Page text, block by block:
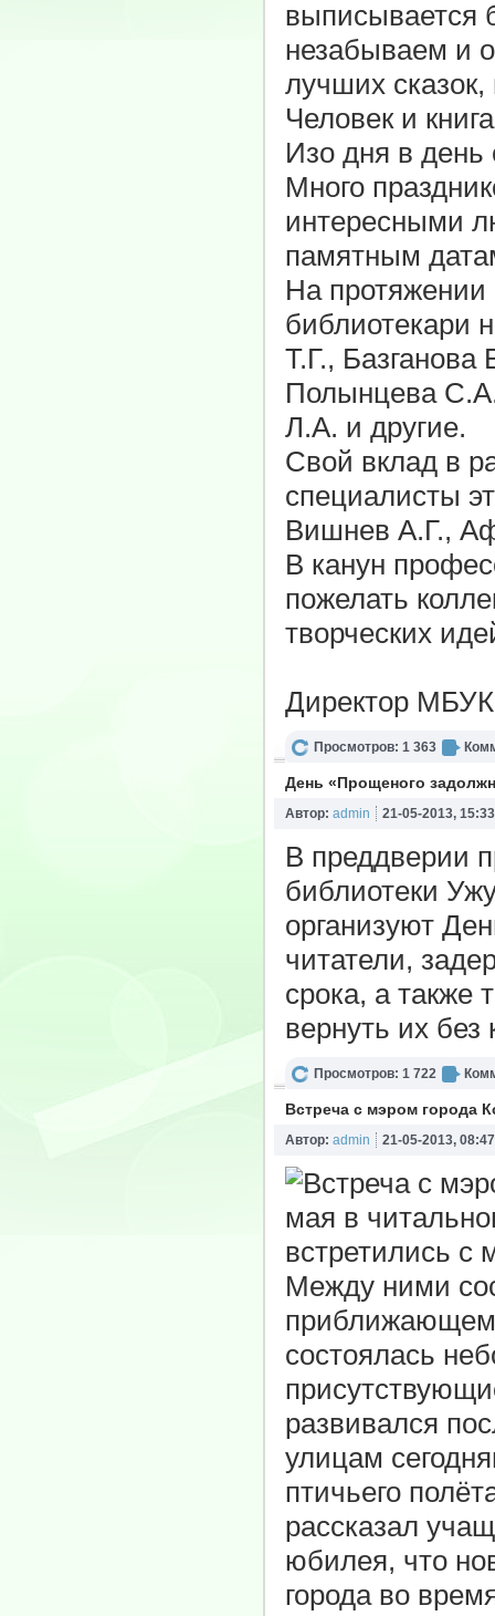
выписывается
незабываем и
лучших
Человек и
Изо дня в
Много
интересными
памятным
На протяжении
библиотекари
Т.Г.,
Полынцева
Л.А. и другие.
Свой вклад в
специалисты
Вишнев А.Г.,
В канун
пожелать
творческих
Директор
Просмотров: 1 363
День «Прощеного
Автор: admin 21-05-2013, 15:33
В преддверии
библиотеки
организуют
читатели,
срока, а также
вернуть их
Просмотров: 1 722
Встреча с мэром города
Автор: admin 21-05-2013, 08:47
мая в
встретились с
Между ними
состоялась
развивался
улицам
птичьего
рассказал
юбилея, что
города во